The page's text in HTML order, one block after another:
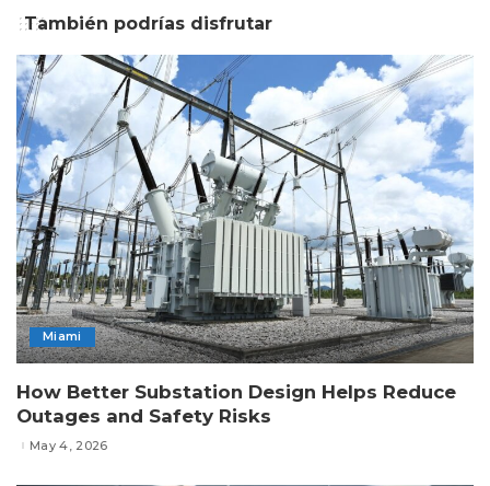
También podrías disfrutar
Miami
How Better Substation Design Helps Reduce
Outages and Safety Risks
May 4, 2026